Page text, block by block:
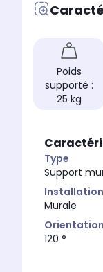
Poids
supporté :
25 kg
Type
Support
Installation
Murale
120 °